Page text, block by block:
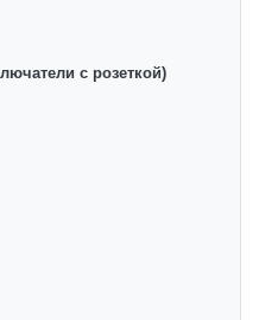
с розеткой)